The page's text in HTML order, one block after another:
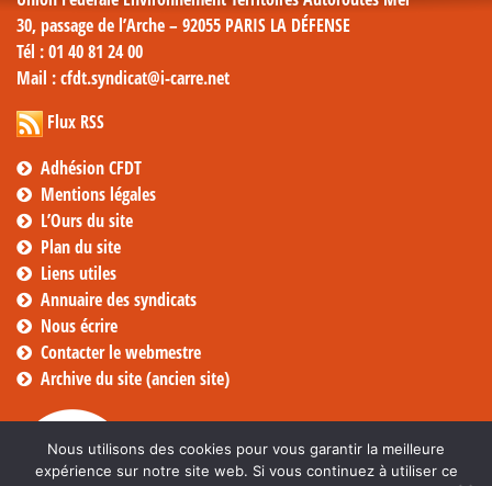
30, passage de l’Arche – 92055 PARIS LA DÉFENSE
Tél : 01 40 81 24 00
Mail : cfdt.syndicat@i-carre.net
Flux RSS
Adhésion CFDT
Mentions légales
L’Ours du site
Plan du site
Liens utiles
Annuaire des syndicats
Nous écrire
Contacter le webmestre
Archive du site (ancien site)
Nous utilisons des cookies pour vous garantir la meilleure
expérience sur notre site web. Si vous continuez à utiliser ce